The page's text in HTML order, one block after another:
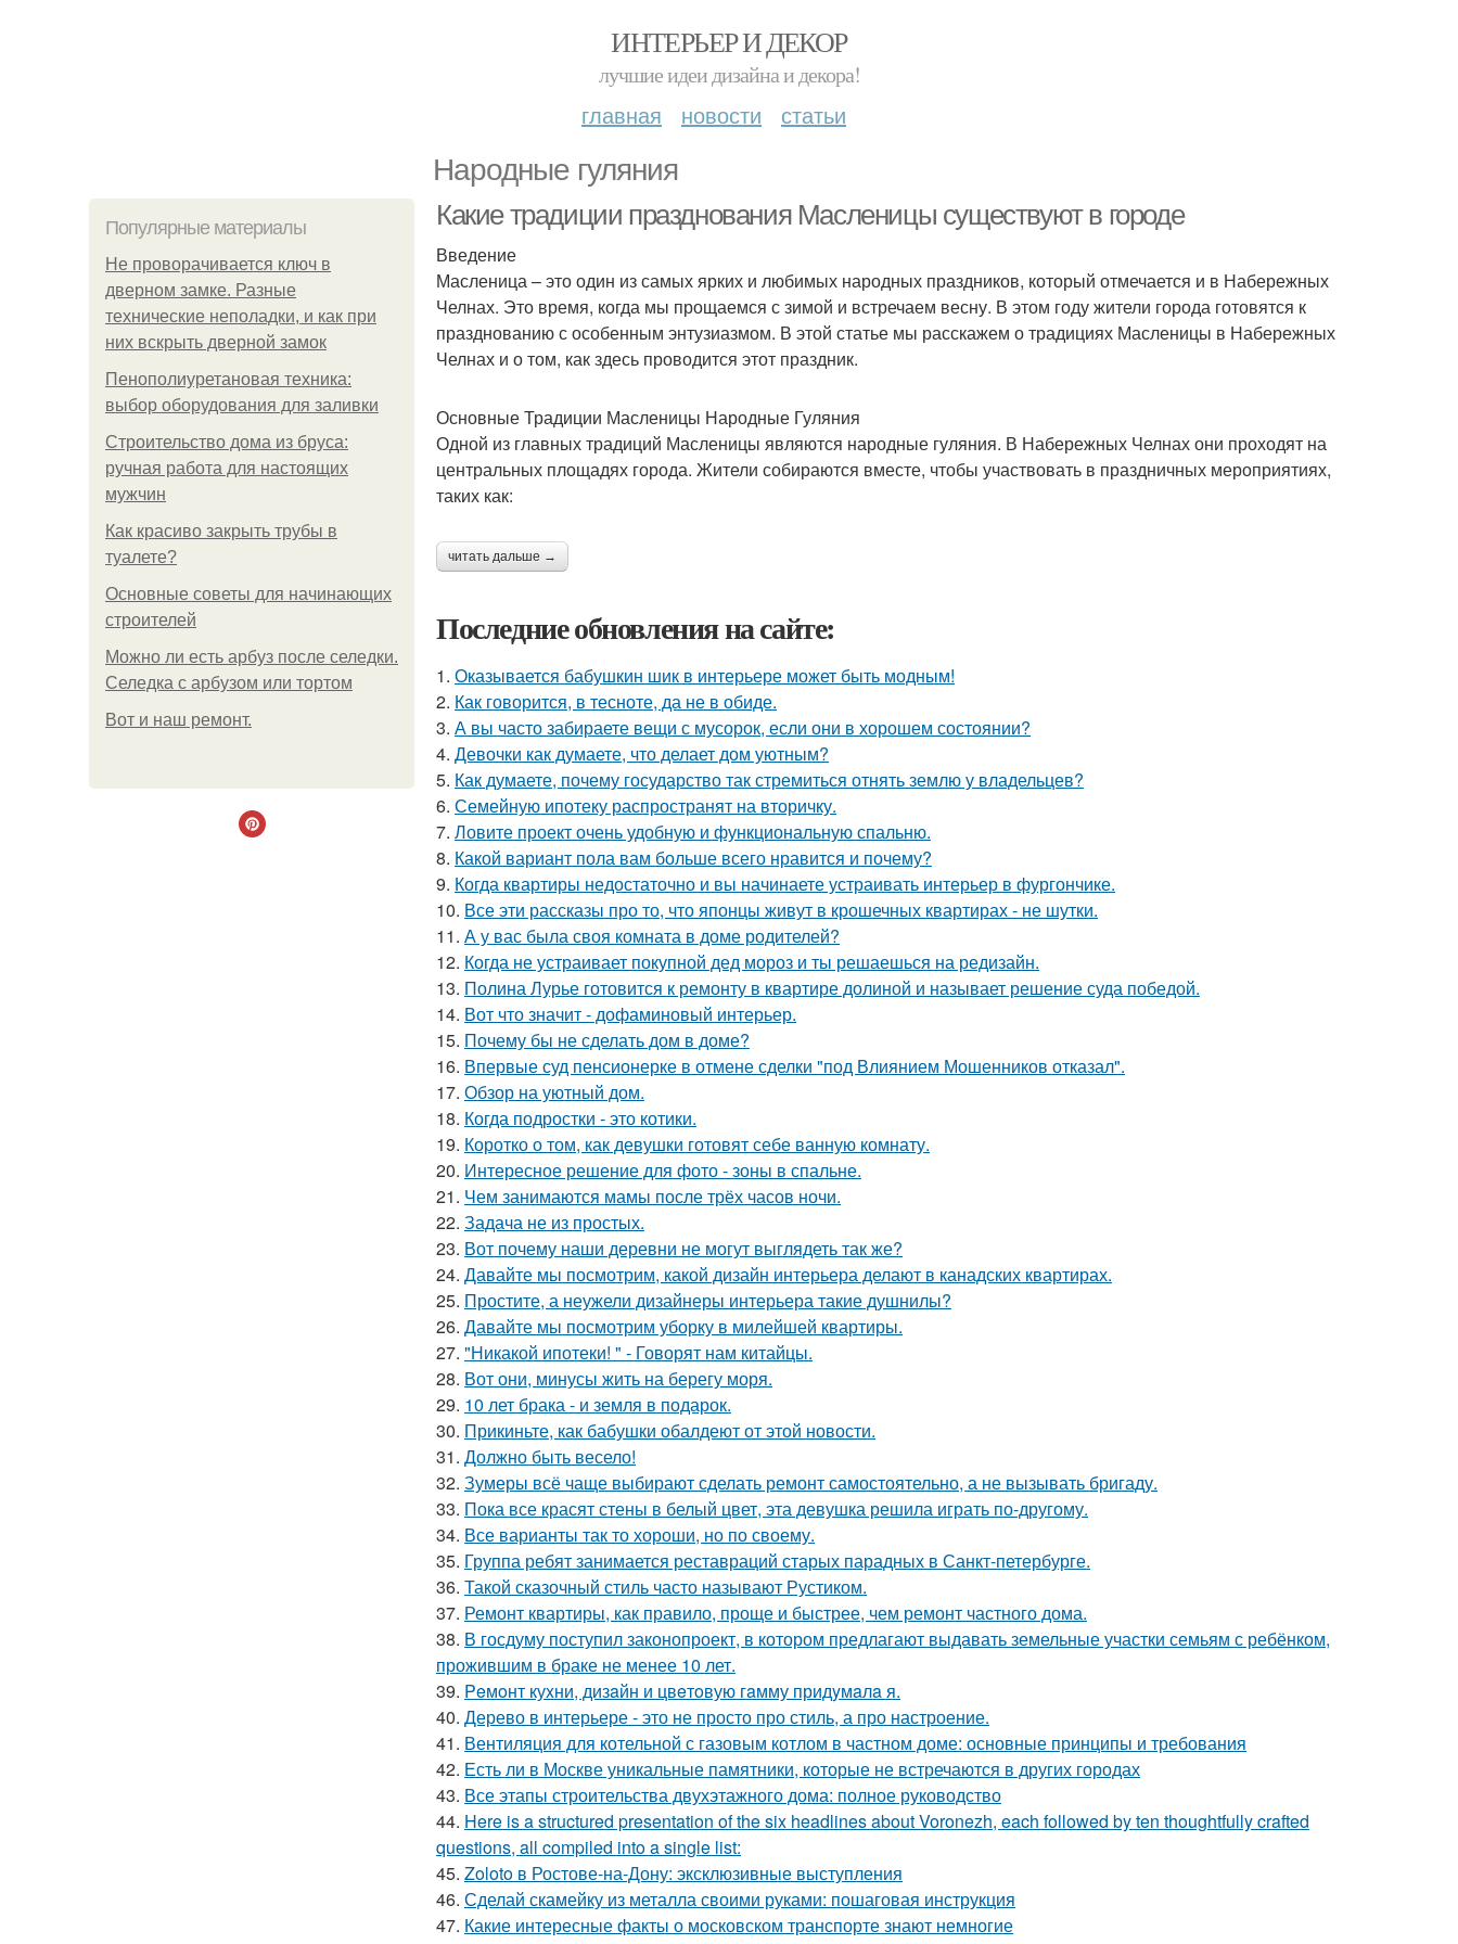
ИНТЕРЬЕР И ДЕКОР
лучшие идеи дизайна и декора!
главная новости статьи
Народные гуляния
Популярные материалы
Не проворачивается ключ в
дверном замке. Разные
технические неполадки, и как при
них вскрыть дверной замок
Пенополиуретановая техника:
выбор оборудования для заливки
Строительство дома из бруса:
ручная работа для настоящих
мужчин
Как красиво закрыть трубы в
туалете?
Основные советы для начинающих
строителей
Можно ли есть арбуз после селедки.
Селедка с арбузом или тортом
Boт и наш ремoнт.
Какие традиции празднования Масленицы существуют в городе
Введение
Масленица – это один из самых ярких и любимых народных праздников, который отмечается и в Набережных
Челнах. Это время, когда мы прощаемся с зимой и встречаем весну. В этом году жители города готовятся к
празднованию с особенным энтузиазмом. В этой статье мы расскажем о традициях Масленицы в Набережных
Челнах и о том, как здесь проводится этот праздник.
Основные Традиции Масленицы Народные Гуляния
Одной из главных традиций Масленицы являются народные гуляния. В Набережных Челнах они проходят на
центральных площадях города. Жители собираются вместе, чтобы участвовать в праздничных мероприятиях,
таких как:
читать дальше →
Последние обновления на сайте:
1. Оказывается бабушкин шик в интерьере может быть модным!
2. Как говорится, в тесноте, да не в обиде.
3. А вы часто забираете вещи с мусорок, если они в хорошем состоянии?
4. Девочки как думаете, что делает дом уютным?
5. Как думаете, почему государство так стремиться отнять землю у владельцев?
6. Семейную ипотеку распространят на вторичку.
7. Ловите проект очень удобную и функциональную спальню.
8. Какой вариант пола вам больше всего нравится и почему?
9. Когда квартиры недостаточно и вы начинаете устраивать интерьер в фургончике.
10. Все эти рассказы про то, что японцы живут в крошечных квартирах - не шутки.
11. А у вас была своя комната в доме родителей?
12. Когда не устраивает покупной дед мороз и ты решаешься на редизайн.
13. Полина Лурье готовится к ремонту в квартире долиной и называет решение суда победой.
14. Вот что значит - дофаминовый интерьер.
15. Почему бы не сделать дом в доме?
16. Впервые суд пенсионерке в отмене сделки "под Влиянием Мошенников отказал".
17. Обзор на уютный дом.
18. Когда подростки - это котики.
19. Коротко о том, как девушки готовят себе ванную комнату.
20. Интересное решение для фото - зоны в спальне.
21. Чем занимаются мамы после трёх часов ночи.
22. Задача не из простых.
23. Вот почему наши деревни не могут выглядеть так же?
24. Давайте мы посмотрим, какой дизайн интерьера делают в канадских квартирах.
25. Простите, а неужели дизайнеры интерьера такие душнилы?
26. Давайте мы посмотрим уборку в милейшей квартиры.
27. "Никакой ипотеки! " - Говорят нам китайцы.
28. Вот они, минусы жить на берегу моря.
29. 10 лет брака - и земля в подарок.
30. Прикиньте, как бабушки обалдеют от этой новости.
31. Должно быть весело!
32. Зумеры всё чаще выбирают сделать ремонт самостоятельно, а не вызывать бригаду.
33. Пока все красят стены в белый цвет, эта девушка решила играть по-другому.
34. Все варианты так то хороши, но по своему.
35. Группа ребят занимается реставраций старых парадных в Санкт-петербурге.
36. Такой сказочный стиль часто называют Рустиком.
37. Ремонт квартиры, как правило, проще и быстрее, чем ремонт частного дома.
38. В госдуму поступил законопроект, в котором предлагают выдавать земельные участки семьям с ребёнком,
прожившим в браке не менее 10 лет.
39. Peмoнт куxни, дизaйн и цвeтoвую гaмму придyмaлa я.
40. Дерево в интерьере - это не просто про стиль, а про настроение.
41. Вентиляция для котельной с газовым котлом в частном доме: основные принципы и требования
42. Есть ли в Москве уникальные памятники, которые не встречаются в других городах
43. Все этапы строительства двухэтажного дома: полное руководство
44. Here is a structured presentation of the six headlines about Voronezh, each followed by ten thoughtfully crafted
questions, all compiled into a single list:
45. Zoloto в Ростове-на-Дону: эксклюзивные выступления
46. Сделай скамейку из металла своими руками: пошаговая инструкция
47. Какие интересные факты о московском транспорте знают немногие